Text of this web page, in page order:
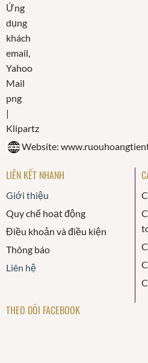
Website:
LIÊN KẾT NHANH
Giới thiệu
Quy chế hoạt động
Điều khoản và điều kiện
Thông báo
Liên hệ
THEO DÕI FACEBOOK